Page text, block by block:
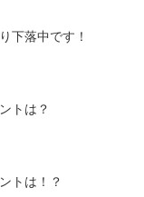
下落中です！
トは？
トは！？